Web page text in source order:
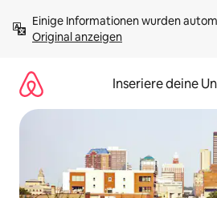
Inhalten
springenOriginal anzeigen
Inseriere deine